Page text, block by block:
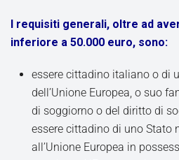
I requisiti generali, oltre ad
inferiore a 50.000 euro, sono:
essere cittadino italiano o di
dell’Unione Europea, o suo
di soggiorno o del diritto di
essere cittadino di uno Stato
all’Unione Europea in